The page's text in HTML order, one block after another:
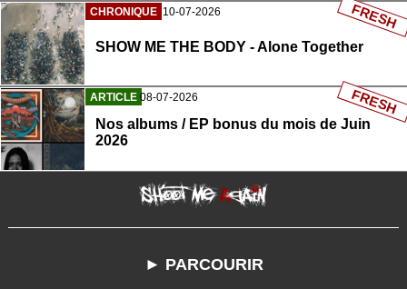
CHRONIQUE 10-07-2026
SHOW ME THE BODY - Alone Together
FRESH
ARTICLE 08-07-2026
Nos albums / EP bonus du mois de Juin
2026
FRESH
► PARCOURIR